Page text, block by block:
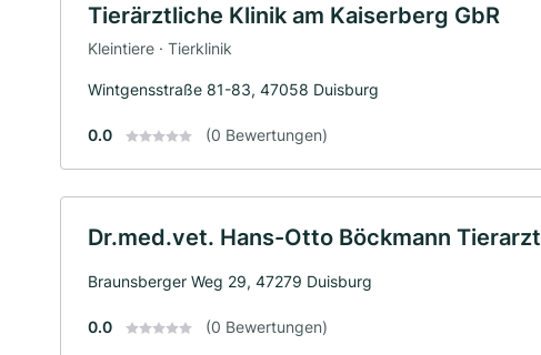
Tierärztliche Klinik am Kaiserberg GbR
Kleintiere · Tierklinik
Wintgensstraße 81-83, 47058 Duisburg
0.0 (0 Bewertungen)
Dr.med.vet. Hans-Otto Böckmann Tierarzt
Braunsberger Weg 29, 47279 Duisburg
0.0 (0 Bewertungen)